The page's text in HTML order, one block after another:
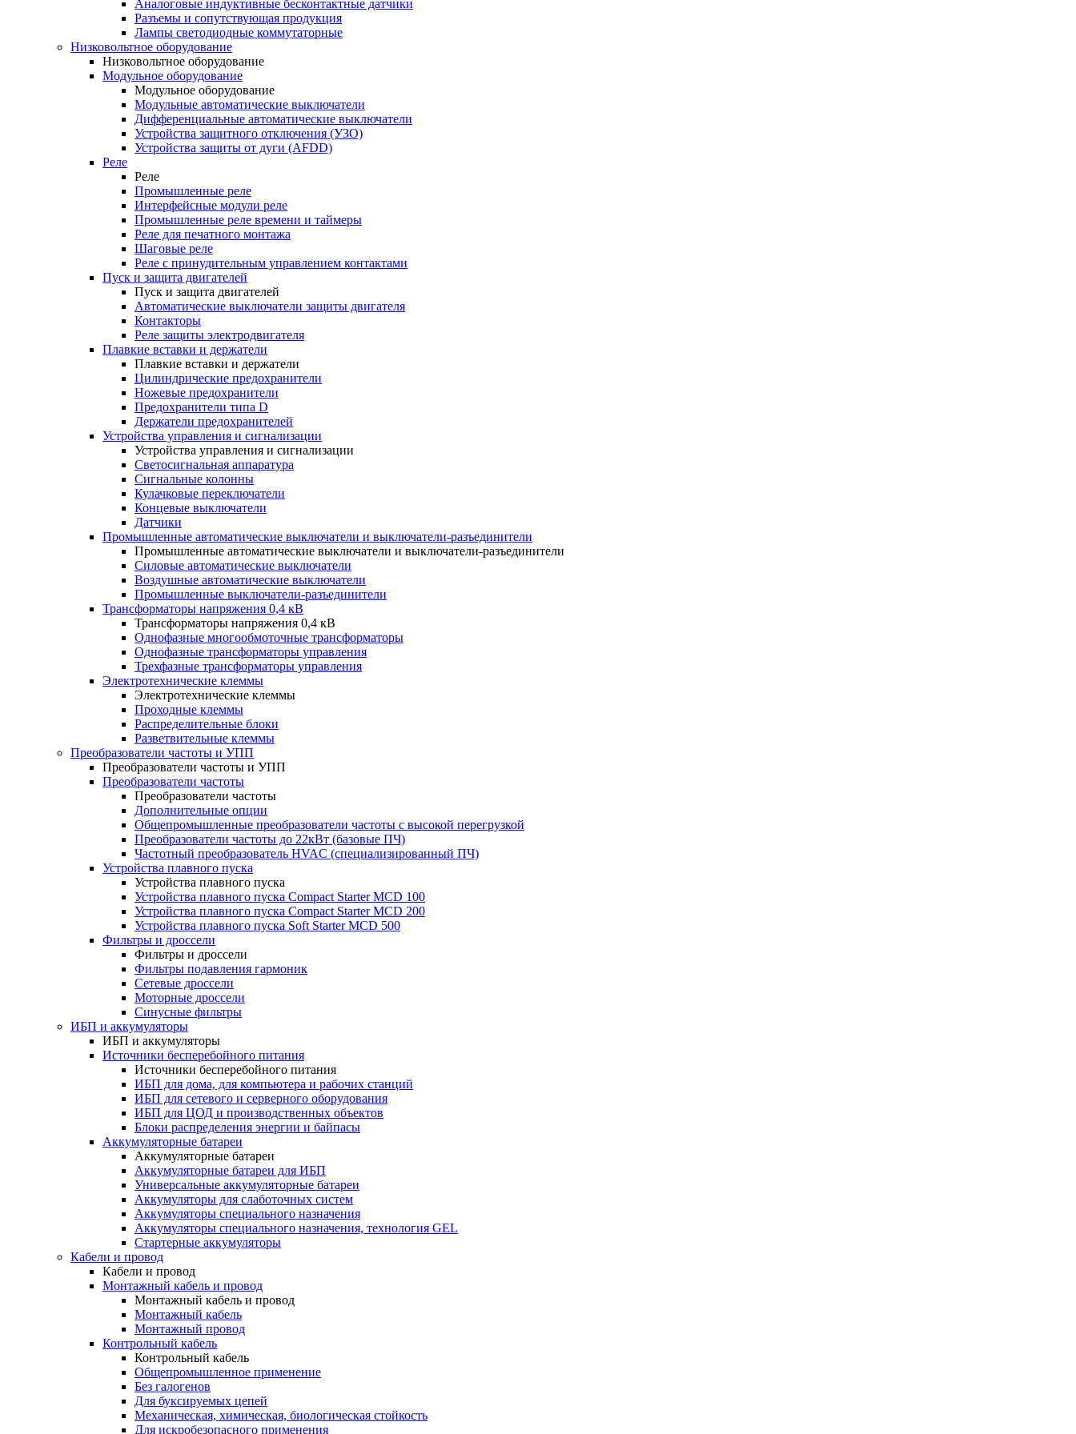
Аналоговые индуктивные бесконтактные датчики
Разъемы и сопутствующая продукция
Лампы светодиодные коммутаторные
Низковольтное оборудование
Низковольтное оборудование
Модульное оборудование
Модульное оборудование
Модульные автоматические выключатели
Дифференциальные автоматические выключатели
Устройства защитного отключения (УЗО)
Устройства защиты от дуги (AFDD)
Реле
Реле
Промышленные реле
Интерфейсные модули реле
Промышленные реле времени и таймеры
Реле для печатного монтажа
Шаговые реле
Реле с принудительным управлением контактами
Пуск и защита двигателей
Пуск и защита двигателей
Автоматические выключатели защиты двигателя
Контакторы
Реле защиты электродвигателя
Плавкие вставки и держатели
Плавкие вставки и держатели
Цилиндрические предохранители
Ножевые предохранители
Предохранители типа D
Держатели предохранителей
Устройства управления и сигнализации
Устройства управления и сигнализации
Светосигнальная аппаратура
Сигнальные колонны
Кулачковые переключатели
Концевые выключатели
Датчики
Промышленные автоматические выключатели и выключатели-разъединители
Промышленные автоматические выключатели и выключатели-разъединители
Силовые автоматические выключатели
Воздушные автоматические выключатели
Промышленные выключатели-разъединители
Трансформаторы напряжения 0,4 кВ
Трансформаторы напряжения 0,4 кВ
Однофазные многообмоточные трансформаторы
Однофазные трансформаторы управления
Трехфазные трансформаторы управления
Электротехнические клеммы
Электротехнические клеммы
Проходные клеммы
Распределительные блоки
Разветвительные клеммы
Преобразователи частоты и УПП
Преобразователи частоты и УПП
Преобразователи частоты
Преобразователи частоты
Дополнительные опции
Общепромышленные преобразователи частоты с высокой перегрузкой
Преобразователи частоты до 22кВт (базовые ПЧ)
Частотный преобразователь HVAC (специализированный ПЧ)
Устройства плавного пуска
Устройства плавного пуска
Устройства плавного пуска Compact Starter MCD 100
Устройства плавного пуска Compact Starter MCD 200
Устройства плавного пуска Soft Starter MCD 500
Фильтры и дроссели
Фильтры и дроссели
Фильтры подавления гармоник
Сетевые дроссели
Моторные дроссели
Синусные фильтры
ИБП и аккумуляторы
ИБП и аккумуляторы
Источники бесперебойного питания
Источники бесперебойного питания
ИБП для дома, для компьютера и рабочих станций
ИБП для сетевого и серверного оборудования
ИБП для ЦОД и производственных объектов
Блоки распределения энергии и байпасы
Аккумуляторные батареи
Аккумуляторные батареи
Аккумуляторные батареи для ИБП
Универсальные аккумуляторные батареи
Аккумуляторы для слаботочных систем
Аккумуляторы специального назначения
Аккумуляторы специального назначения, технология GEL
Стартерные аккумуляторы
Кабели и провод
Кабели и провод
Монтажный кабель и провод
Монтажный кабель и провод
Монтажный кабель
Монтажный провод
Контрольный кабель
Контрольный кабель
Общепромышленное применение
Без галогенов
Для буксируемых цепей
Механическая, химическая, биологическая стойкость
Для искробезопасного применения